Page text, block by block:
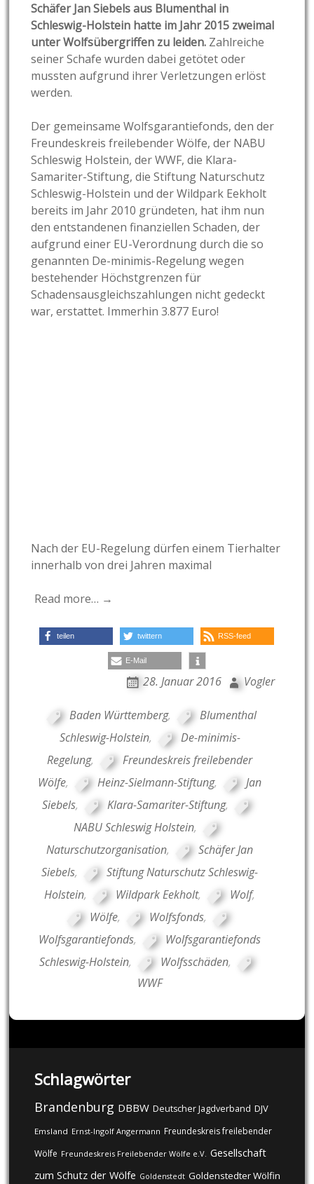
Schäfer Jan Siebels aus Blumenthal in
Schleswig-Holstein hatte im Jahr 2015 zweimal
unter Wolfsübergriffen zu leiden. Zahlreiche
seiner Schafe wurden dabei getötet oder
mussten aufgrund ihrer Verletzungen erlöst
werden.
Der gemeinsame Wolfsgarantiefonds, den der
Freundeskreis freilebender Wölfe, der NABU
Schleswig Holstein, der WWF, die Klara-
Samariter-Stiftung, die Stiftung Naturschutz
Schleswig-Holstein und der Wildpark Eekholt
bereits im Jahr 2010 gründeten, hat ihm nun
den entstandenen finanziellen Schaden, der
aufgrund einer EU-Verordnung durch die so
genannten De-minimis-Regelung wegen
bestehender Höchstgrenzen für
Schadensausgleichszahlungen nicht gedeckt
war, erstattet. Immerhin 3.877 Euro!
Nach der EU-Regelung dürfen einem Tierhalter
innerhalb von drei Jahren maximal
Read more… →
teilen twittern RSS-feed
E-Mail
28. Januar 2016 Vogler
Baden Württemberg,
Blumenthal
Schleswig-Holstein,
De-minimis-
Regelung,
Freundeskreis freilebender
Wölfe, Heinz-Sielmann-Stiftung,
Jan
Siebels, Klara-Samariter-Stiftung,
NABU Schleswig Holstein,
Naturschutzorganisation,
Schäfer Jan
Siebels,
Stiftung Naturschutz Schleswig-
Holstein, Wildpark Eekholt, Wolf,
Wölfe, Wolfsfonds,
Wolfsgarantiefonds,
Wolfsgarantiefonds
Schleswig-Holstein, Wolfsschäden,
WWF
Schlagwörter
Brandenburg DBBW Deutscher Jagdverband DJV
Emsland Ernst-Ingolf Angermann Freundeskreis freilebender
Wölfe Freundeskreis Freilebender Wölfe e.V. Gesellschaft
zum Schutz der Wölfe Goldenstedt Goldenstedter Wölfin